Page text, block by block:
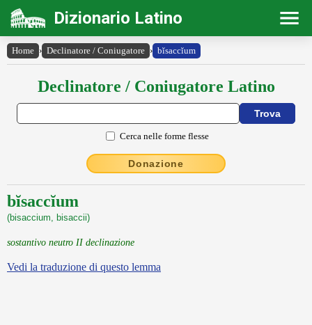
Dizionario Latino
Home › Declinatore / Coniugatore › bĭsaccĭum
Declinatore / Coniugatore Latino
Cerca nelle forme flesse
Donazione
bĭsaccĭum
(bisaccium, bisaccii)
sostantivo neutro II declinazione
Vedi la traduzione di questo lemma